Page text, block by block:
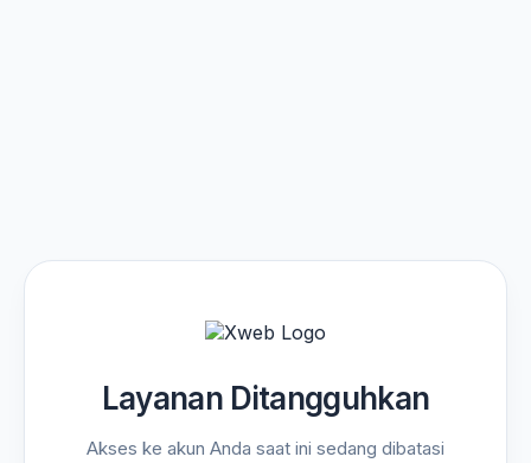
Layanan Ditangguhkan
Akses ke akun Anda saat ini sedang dibatasi